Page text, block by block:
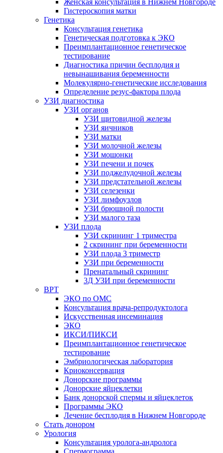
Женская консультация в Нижнем Новгороде
Гистероскопия матки
Генетика
Консультация генетика
Генетическая подготовка к ЭКО
Преимплантационное генетическое
тестирование
Диагностика причин бесплодия и
невынашивания беременности
Молекулярно-генетические исследования
Определение резус-фактора плода
УЗИ диагностика
УЗИ органов
УЗИ щитовидной железы
УЗИ яичников
УЗИ матки
УЗИ молочной железы
УЗИ мошонки
УЗИ печени и почек
УЗИ поджелудочной железы
УЗИ предстательной железы
УЗИ селезенки
УЗИ лимфоузлов
УЗИ брюшной полости
УЗИ малого таза
УЗИ плода
УЗИ скрининг 1 триместра
2 скрининг при беременности
УЗИ плода 3 триместр
УЗИ при беременности
Пренатальный скрининг
3Д УЗИ при беременности
ВРТ
ЭКО по ОМС
Консультация врача-репродуктолога
Искусственная инсеминация
ЭКО
ИКСИ/ПИКСИ
Преимплантационное генетическое
тестирование
Эмбриологическая лаборатория
Криоконсервация
Донорские программы
Донорские яйцеклетки
Банк донорской спермы и яйцеклеток
Программы ЭКО
Лечение бесплодия в Нижнем Новгороде
Стать донором
Урология
Консультация уролога-андролога